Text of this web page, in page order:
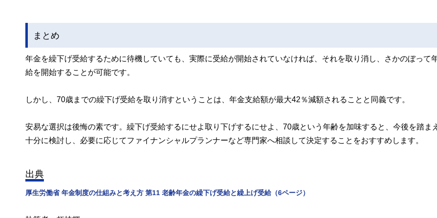
まとめ
年金を繰下げ受給するために待機していても、実際に受給が開始されていなければ、それを取り消し、さかのぼって
給を開始することが可能です。
しかし、70歳までの繰下げ受給を取り消すということは、年金支給額が最大42％減額されることと同義です。
安易な選択は後悔の素です。繰下げ受給するにせよ取り下げするにせよ、70歳という年齢を加味すると、今後を踏ま
十分に検討し、必要に応じてファイナンシャルプランナーなど専門家へ相談して決定することをおすすめします。
出典
厚生労働省 年金制度の仕組みと考え方 第11 老齢年金の繰下げ受給と繰上げ受給（6ページ）